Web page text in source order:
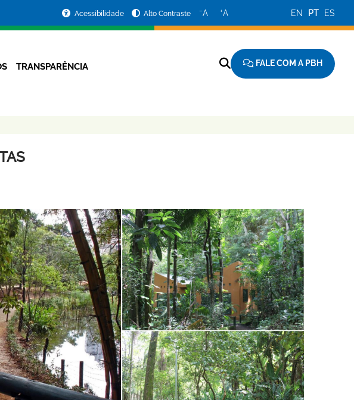
Acessibilidade Alto Contraste −A +A EN PT ES
TRANSPARÊNCIA FALE COM A PBH